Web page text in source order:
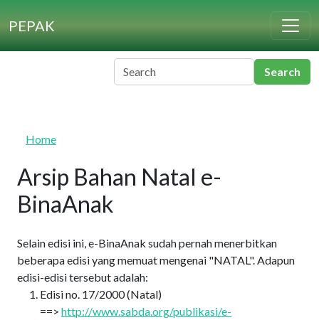
PEPAK
Home
Arsip Bahan Natal e-
BinaAnak
Selain edisi ini, e-BinaAnak sudah pernah menerbitkan
beberapa edisi yang memuat mengenai "NATAL". Adapun
edisi-edisi tersebut adalah:
Edisi no. 17/2000 (Natal)
==> http://www.sabda.org/publikasi/e-